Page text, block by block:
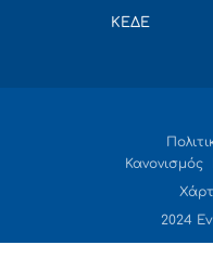
ΚΕΔΕ
Κανονισμός
2024